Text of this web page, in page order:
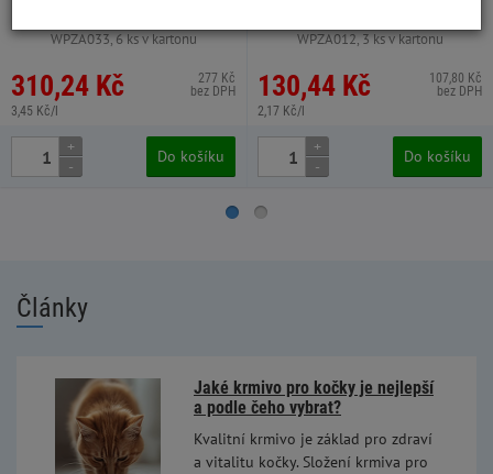
WPZA033, 6 ks v kartonu
310,24 Kč
3,45 Kč/l
277 Kč
bez DPH
+
-
Do košíku
WPZA012, 3 ks v kartonu
130,44 Kč
2,17 Kč/l
107,80 Kč
bez DPH
+
-
Do košíku
Články
Jaké krmivo pro kočky je nejlepší
a podle čeho vybrat?
Kvalitní krmivo je základ pro zdraví
a vitalitu kočky. Složení krmiva pro